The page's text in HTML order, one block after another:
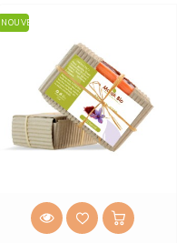
NOUVEAU